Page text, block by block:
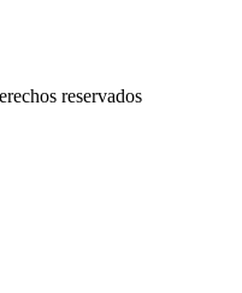
reservados